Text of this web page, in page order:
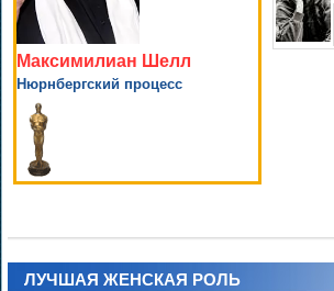
Максимилиан Шелл
Нюрнбергский процесс
ЛУЧШАЯ ЖЕНСКАЯ РОЛЬ